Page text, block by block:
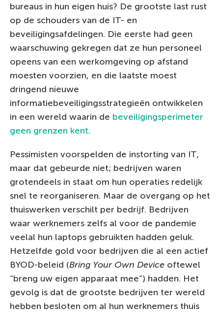
bureaus in hun eigen huis? De grootste last rust
op de schouders van de IT- en
beveiligingsafdelingen. Die eerste had geen
waarschuwing gekregen dat ze hun personeel
opeens van een werkomgeving op afstand
moesten voorzien, en die laatste moest
dringend nieuwe
informatiebeveiligingsstrategieën ontwikkelen
in een wereld waarin de beveiligingsperimeter
geen grenzen kent.
Pessimisten voorspelden de instorting van IT,
maar dat gebeurde niet; bedrijven waren
grotendeels in staat om hun operaties redelijk
snel te reorganiseren. Maar de overgang op het
thuiswerken verschilt per bedrijf. Bedrijven
waar werknemers zelfs al voor de pandemie
veelal hun laptops gebruikten hadden geluk.
Hetzelfde gold voor bedrijven die al een actief
BYOD-beleid (Bring Your Own Device oftewel
“breng uw eigen apparaat mee”) hadden. Het
gevolg is dat de grootste bedrijven ter wereld
hebben besloten om al hun werknemers thuis